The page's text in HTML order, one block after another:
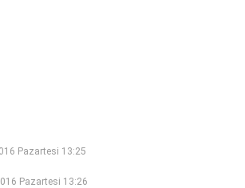
Pazartesi 13:25
Pazartesi 13:26